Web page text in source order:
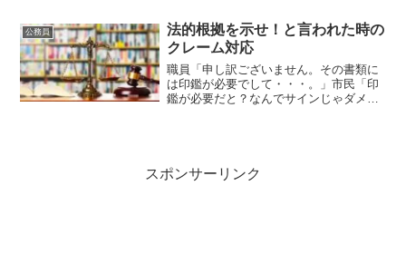
みについてご紹介します。年次有給休暇
いつでも自由に使える最も...
公務員
法的根拠を示せ！と言われた時の
クレーム対応
職員「申し訳ございません。その書類に
は印鑑が必要でして・・・。」市民「印
鑑が必要だと？なんでサインじゃダメな
スポンサーリンク